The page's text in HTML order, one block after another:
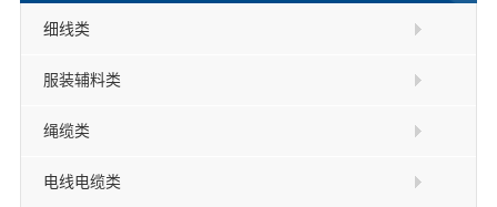
细线类
服装辅料类
绳缆类
电线电缆类